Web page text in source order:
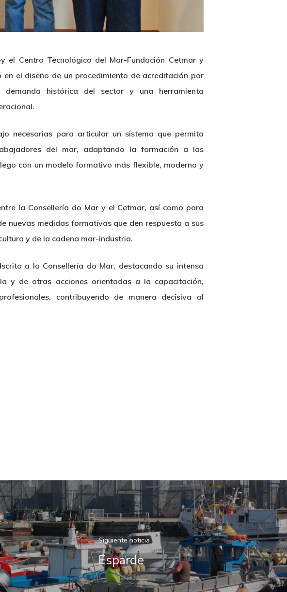
el Centro Tecnológico del Mar-Fundación Cetmar y
el diseño de un procedimiento de acreditación por
demanda histórica del sector y una herramienta
necesarias para articular un sistema que permita
del mar, adaptando la formación a las
con un modelo formativo más flexible, moderno y
la Consellería do Mar y el Cetmar, así como para
nuevas medidas formativas que den respuesta a sus
y de la cadena mar-industria.
a la Consellería do Mar, destacando su intensa
y de otras acciones orientadas a la capacitación,
contribuyendo de manera decisiva al
Siguiente noticia
Esparde